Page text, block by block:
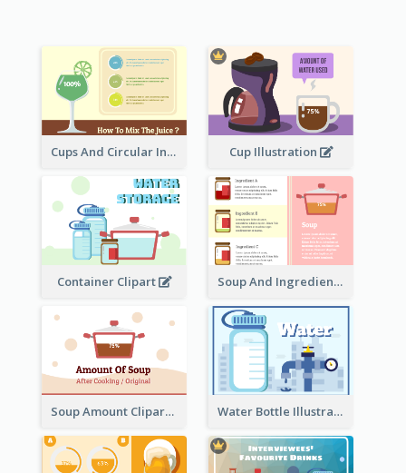
Cups And Circular Informative Clipart Cup Illustration
Container Clipart Soup And Ingredients Recipes
Soup Amount Clipart Water Bottle Illustration